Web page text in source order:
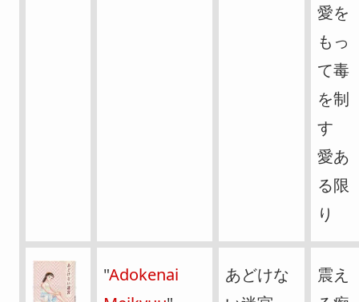
愛を
もっ
て毒
を制
す
愛あ
る限
り
"Adokenai
あどけな
震え